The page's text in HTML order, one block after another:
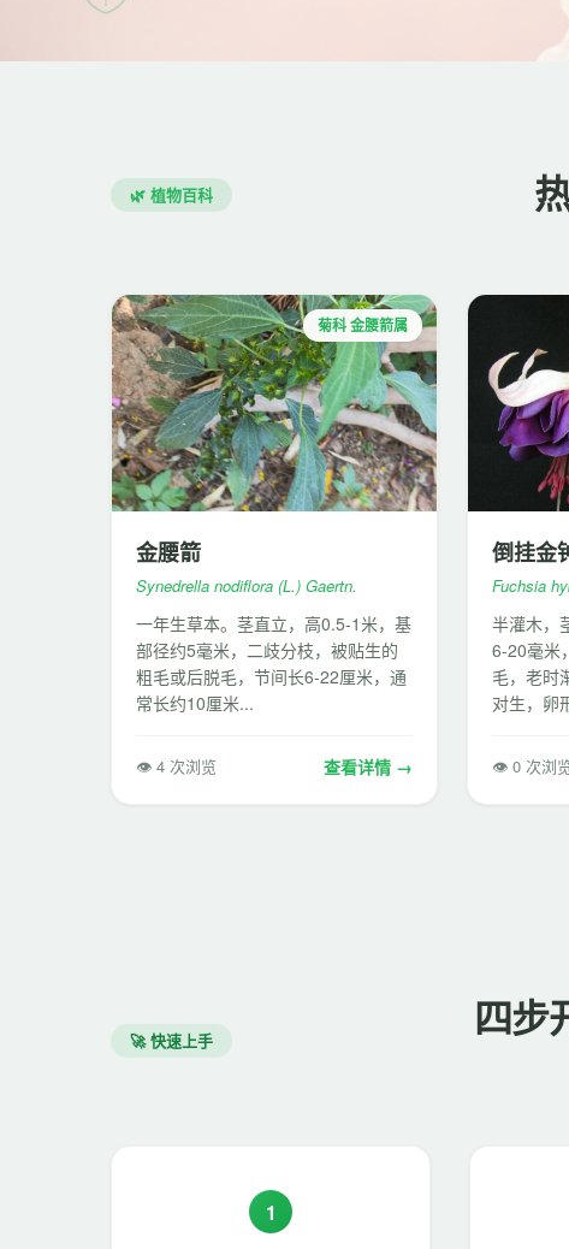
🌿 植物百科
菊科 金腰箭属
金腰箭
Synedrella nodiflora (L.) Gaertn.
一年生草本。茎直立，高0.5-1米，基
部径约5毫米，二歧分枝，被贴生的
粗毛或后脱毛，节间长6-22厘米，通
常长约10厘米...
👁 4 次浏览 查看详情 →
倒挂金
Fuchsia
半灌木，
6-20毫米
毛，老时
对生，卵
👁 0 次浏
🚀 快速上手 四步
1